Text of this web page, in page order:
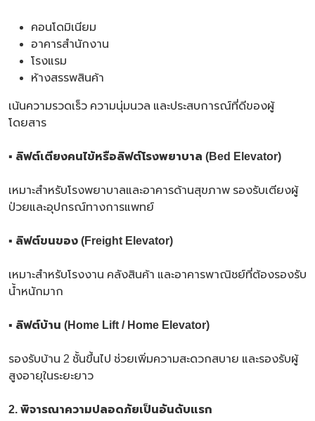
คอนโดมิเนียม
อาคารสำนักงาน
โรงแรม
ห้างสรรพสินค้า
เน้นความรวดเร็ว ความนุ่มนวล และประสบการณ์ที่ดีของผู้
โดยสาร
▪ ลิฟต์เตียงคนไข้หรือลิฟต์โรงพยาบาล (Bed Elevator)
เหมาะสำหรับโรงพยาบาลและอาคารด้านสุขภาพ รองรับเตียงผู้
ป่วยและอุปกรณ์ทางการแพทย์
▪ ลิฟต์ขนของ (Freight Elevator)
เหมาะสำหรับโรงงาน คลังสินค้า และอาคารพาณิชย์ที่ต้องรองรับ
น้ำหนักมาก
▪ ลิฟต์บ้าน (Home Lift / Home Elevator)
รองรับบ้าน 2 ชั้นขึ้นไป ช่วยเพิ่มความสะดวกสบาย และรองรับผู้
สูงอายุในระยะยาว
2. พิจารณาความปลอดภัยเป็นอันดับแรก